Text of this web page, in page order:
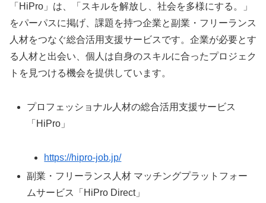
「HiPro」は、「スキルを解放し、社会を多様にする。」
をパーパスに掲げ、課題を持つ企業と副業・フリーランス
人材をつなぐ総合活用支援サービスです。企業が必要とす
る人材と出会い、個人は自身のスキルに合ったプロジェク
トを見つける機会を提供しています。
プロフェッショナル人材の総合活用支援サービス
「HiPro」
https://hipro-job.jp/
副業・フリーランス人材 マッチングプラットフォー
ムサービス「HiPro Direct」